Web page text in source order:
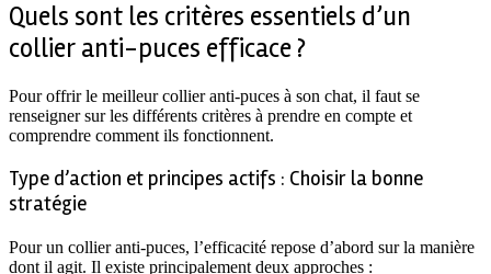
Quels sont les critères essentiels d’un
collier anti-puces efficace ?
Pour offrir le meilleur collier anti-puces à son chat, il faut se
renseigner sur les différents critères à prendre en compte et
comprendre comment ils fonctionnent.
Type d’action et principes actifs : Choisir la bonne
stratégie
Pour un collier anti-puces, l’efficacité repose d’abord sur la manière
dont il agit. Il existe principalement deux approches :